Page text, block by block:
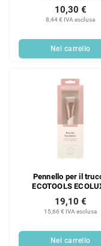
8,44 € IVA esclusa
10,30 €
Nel carrello
Pennello per il
ECOTOOLS
15,66 € IVA esclusa
19,10 €
Nel carrello